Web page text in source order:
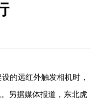
的远红外触发相机时，
另据媒体报道，东北虎